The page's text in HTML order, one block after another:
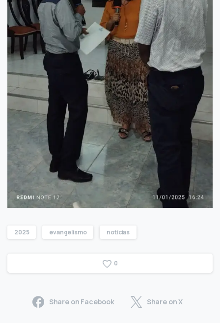
2025 evangelismo noticias
0
Share on Facebook Share on X